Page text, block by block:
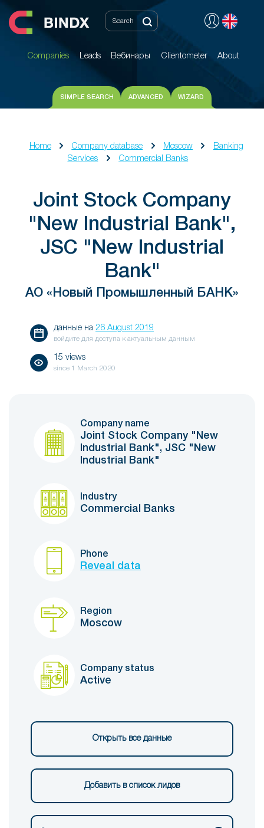
Companies Leads Вебинары Clientometer About
Companies Leads Вебинары Clientometer About
SIMPLE SEARCH ADVANCED WIZARD
Home Company database Moscow
Banking
Services
Commercial Banks
Joint Stock Company
"New Industrial Bank",
JSC "New Industrial
Bank"
АО «Новый Промышленный БАНК»
данные на 26 August 2019
войдите для доступа к актуальным данным
15 views
since 1 March 2020
Company name
Joint Stock Company "New
Industrial Bank", JSC "New
Industrial Bank"
Industry
Commercial Banks
Phone
Reveal data
Region
Moscow
Company status
Active
Открыть все данные
Добавить в список лидов